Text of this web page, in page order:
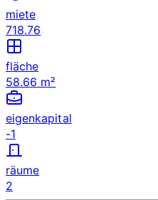
miete
718.76
fläche
58.66 m²
eigenkapital
-1
räume
2